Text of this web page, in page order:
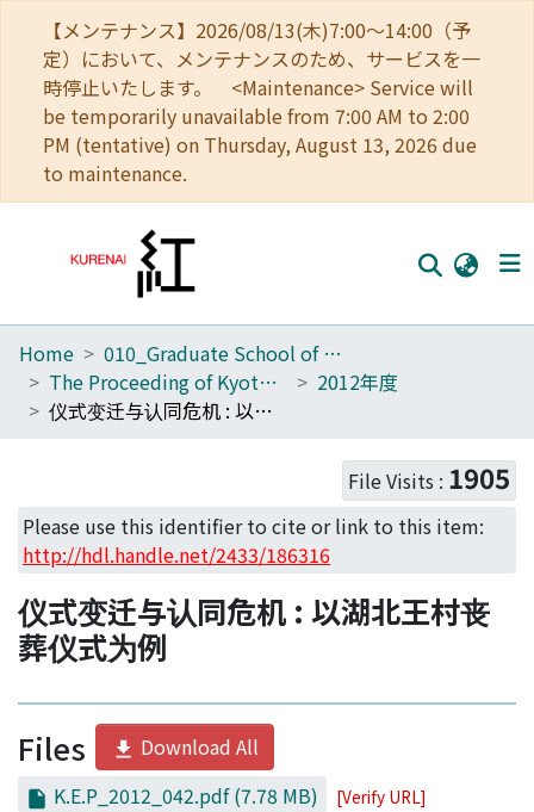
【メンテナンス】2026/08/13(木)7:00～14:00（予
定）において、メンテナンスのため、サービスを一
時停止いたします。 <Maintenance> Service will
be temporarily unavailable from 7:00 AM to 2:00
PM (tentative) on Thursday, August 13, 2026 due
to maintenance.
Home
Communities
Access Statistics
Library Network
Home
010_Graduate School of Letters
The Proceeding of Kyoto University - Nanjing University Sociology and Anthropology Workshop
2012年度
仪式变迁与认同危机 : 以湖北王村丧葬仪式为例
File Visits : 1905
Please use this identifier to cite or link to this item:
http://hdl.handle.net/2433/186316
仪式变迁与认同危机 : 以湖北王村丧
葬仪式为例
Files
Download All
K.E.P_2012_042.pdf(7.78 MB) [Verify URL]